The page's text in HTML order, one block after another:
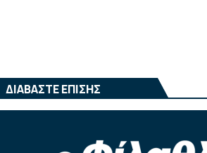
ΔΙΑΒΑΣΤΕ ΕΠΙΣΗΣ